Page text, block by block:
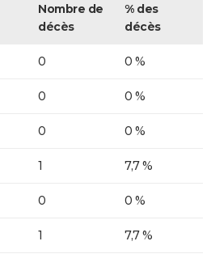
Nombre de
décès
% des
décès
0 0 %
0 0 %
0 0 %
1 7,7 %
0 0 %
1 7,7 %